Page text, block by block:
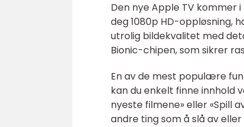
Den nye Apple TV kommer
deg 1080p HD-oppløsning,
utrolig bildekvalitet med
Bionic-chipen, som sikrer
En av de mest populære
kan du enkelt finne innhold
nyeste filmene» eller «Spill
andre ting som å slå av